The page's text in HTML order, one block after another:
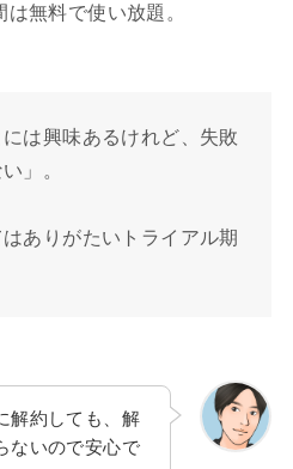
無料で使い放題。
には興味あるけれど、失敗
」。
ありがたいトライアル期
解約しても、解
ないので安心で